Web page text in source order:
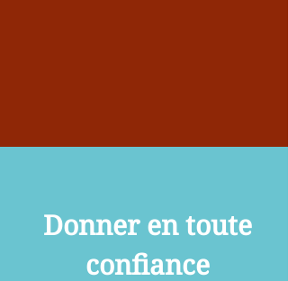
Donner en toute
confiance